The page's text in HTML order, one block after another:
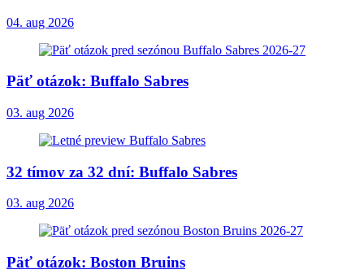
04. aug 2026
Päť otázok: Buffalo Sabres
03. aug 2026
32 tímov za 32 dní: Buffalo Sabres
03. aug 2026
Päť otázok: Boston Bruins